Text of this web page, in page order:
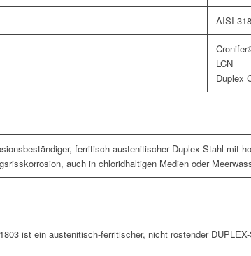
AISI
LCN
Duplex
ferritisch-austenitischer Duplex-Stahl mit
auch in chloridhaltigen Medien oder
ist ein austenitisch-ferritischer, nicht rostender